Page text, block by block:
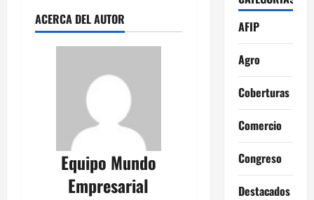
ACERCA DEL AUTOR
Equipo Mundo
Empresarial
AFIP
Agro
Coberturas
Comercio
Congreso
Destacados